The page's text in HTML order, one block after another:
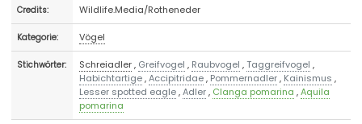
Credits: Wildlife.Media/Rotheneder
Kategorie: Vögel
Stichwörter: Schreiadler, Greifvogel , Raubvogel ,Taggreifvogel ,
Habichtartige,Accipitridae, Pommernadler, Kainismus ,
Lesser spotted eagle,Adler, Clanga pomarina ,Aquila
pomarina